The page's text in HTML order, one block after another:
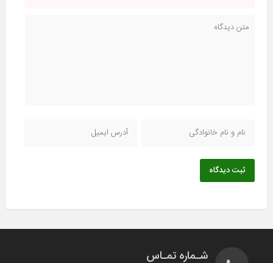
ثبت دیدگاه
شـماره تمـاس